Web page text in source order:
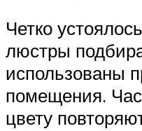
Четко
люстры
использованы
помещения.
цвету